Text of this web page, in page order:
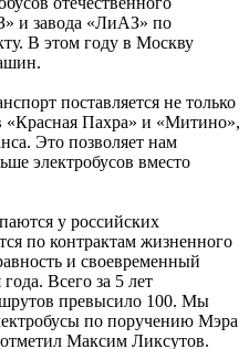
и завода «ЛиАЗ» по
В этом году в Москву
поставляется не только
«Красная Пахра» и «Митино»,
Это позволяет нам
электробусов вместо
у российских
по контрактам жизненного
и своевременный
Всего за 5 лет
превысило 100. Мы
по поручению Мэра
Максим Ликсутов.